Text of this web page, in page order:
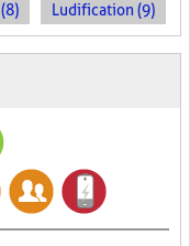
Ludification (9)